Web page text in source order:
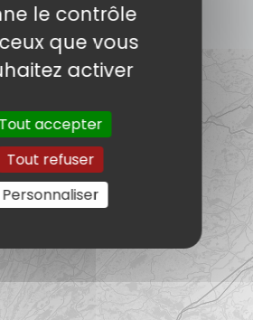
le contrôle
que vous
activer
Tout accepter
Tout refuser
Personnaliser